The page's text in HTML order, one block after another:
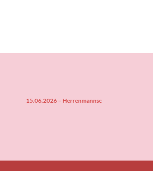
15.06.2026 – Herrenmannschaft ist in der 3.